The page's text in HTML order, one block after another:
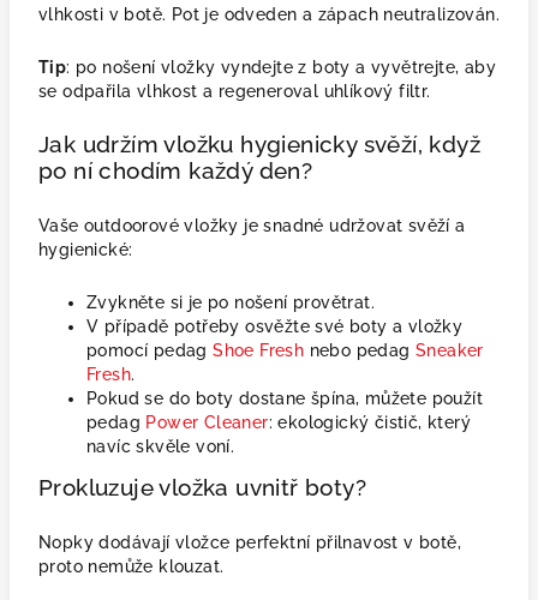
vlhkosti v botě. Pot je odveden a zápach neutralizován.
Tip: po nošení vložky vyndejte z boty a vyvětrejte, aby
se odpařila vlhkost a regeneroval uhlíkový filtr.
Jak udržím vložku hygienicky svěží, když
po ní chodím každý den?
Vaše outdoorové vložky je snadné udržovat svěží a
hygienické:
Zvykněte si je po nošení provětrat.
V případě potřeby osvěžte své boty a vložky
pomocí pedag Shoe Fresh nebo pedagSneaker
Fresh.
Pokud se do boty dostane špína, můžete použít
pedag Power Cleaner: ekologický čistič, který
navíc skvěle voní.
Prokluzuje vložka uvnitř boty?
Nopky dodávají vložce perfektní přilnavost v botě,
proto nemůže klouzat.